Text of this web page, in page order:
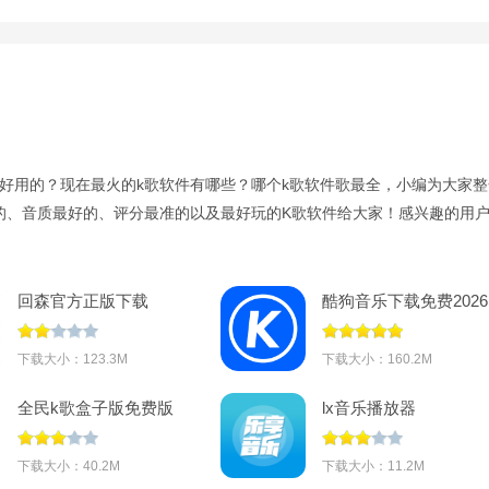
用的？现在最火的k歌软件有哪些？哪个k歌软件歌最全，小编为大家
、音质最好的、评分最准的以及最好玩的K歌软件给大家！感兴趣的用
回森官方正版下载
v3.159.0.351490
下载大小：123.3M
酷狗音乐下载免费2026
最新版本v20.7.5
下载大小：160.2M
全民k歌盒子版免费版
(全民K歌MV版)v5.9.8.1
下载大小：40.2M
lx音乐播放器
下载大小：11.2M